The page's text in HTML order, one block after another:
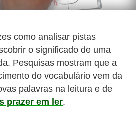
como analisar pistas
o significado de uma
Pesquisas mostram que a
do vocabulário vem da
palavras na leitura e de
prazer em ler.